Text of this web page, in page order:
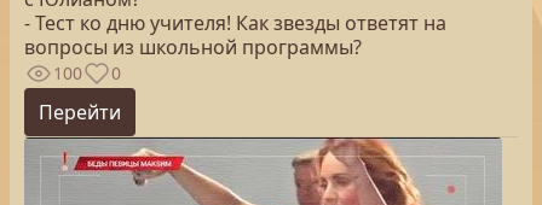
- Тест ко дню учителя! Как звезды ответят на
вопросы из школьной программы?
100 0
Перейти